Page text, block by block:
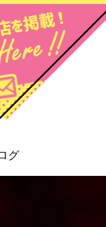
グ